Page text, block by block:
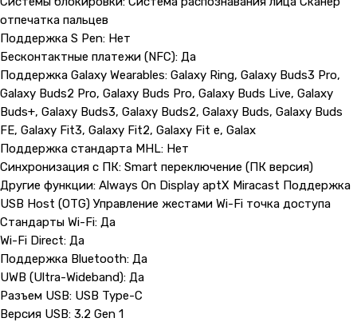
отпечатка пальцев
Поддержка S Pen: Нет
Бесконтактные платежи (NFC): Да
Поддержка Galaxy Wearables: Galaxy Ring, Galaxy Buds3 Pro,
Galaxy Buds2 Pro, Galaxy Buds Pro, Galaxy Buds Live, Galaxy
Buds+, Galaxy Buds3, Galaxy Buds2, Galaxy Buds, Galaxy Buds
FE, Galaxy Fit3, Galaxy Fit2, Galaxy Fit e, Galax
Поддержка стандарта MHL: Нет
Синхронизация с ПК: Smart переключение (ПК версия)
Другие функции: Always On Display aptX Miracast Поддержка
USB Host (OTG) Управление жестами Wi-Fi точка доступа
Стандарты Wi-Fi: Да
Wi-Fi Direct: Да
Поддержка Bluetooth: Да
UWB (Ultra-Wideband): Да
Разъем USB: USB Type-C
Версия USB: 3.2 Gen 1
+7 (965) 666-66-8 9(WhatsАpp)
Адрес магазина:
Карла Маркса 25, 1 этаж
Показать на карте
malikpochinit@mail.ru
Сб-Вс: 10:00 — 20:00